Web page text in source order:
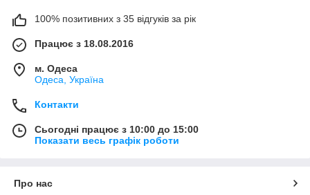
100% позитивних з 35 відгуків за рік
Працює з 18.08.2016
м. Одеса
Одеса, Україна
Контакти
Сьогодні працює з 10:00 до 15:00
Показати весь графік роботи
Про нас